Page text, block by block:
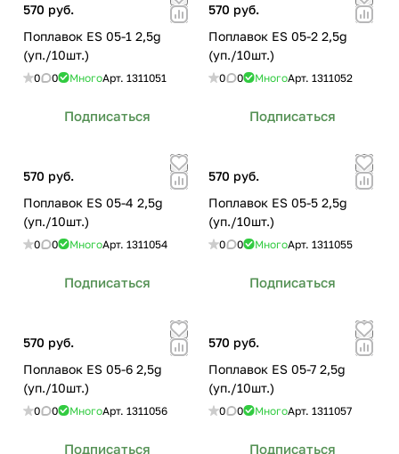
570 руб.
Поплавок ES 05-1 2,5g
(уп./10шт.)
0 0 МногоАрт. 1311051
Подписаться
570 руб.
Поплавок ES 05-2 2,5g
(уп./10шт.)
0 0 МногоАрт. 1311052
Подписаться
570 руб.
Поплавок ES 05-4 2,5g
(уп./10шт.)
0 0 МногоАрт. 1311054
Подписаться
570 руб.
Поплавок ES 05-5 2,5g
(уп./10шт.)
0 0 МногоАрт. 1311055
Подписаться
570 руб.
Поплавок ES 05-6 2,5g
(уп./10шт.)
0 0 МногоАрт. 1311056
Подписаться
570 руб.
Поплавок ES 05-7 2,5g
(уп./10шт.)
0 0 МногоАрт. 1311057
Подписаться